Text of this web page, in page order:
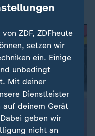
ZDF, ZDFheute
setzen wir
ein. Einige
unbedingt
Mit deiner
Dienstleister
deinem Gerät
geben wir
nicht an